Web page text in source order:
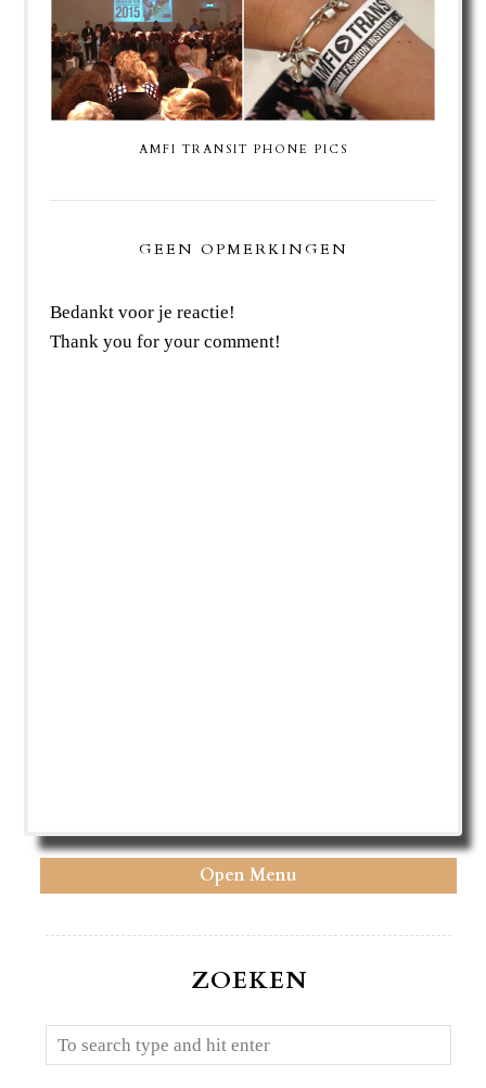
AMFI TRANSIT PHONE PICS
GEEN OPMERKINGEN
Bedankt voor je reactie!
Thank you for your comment!
Open Menu
ZOEKEN